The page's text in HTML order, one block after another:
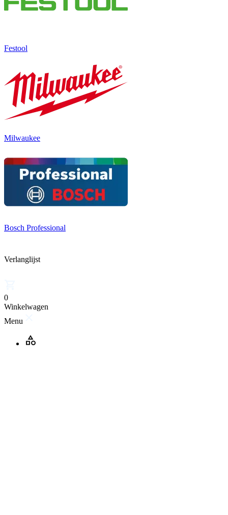
Festool
Milwaukee
Bosch Professional
Verlanglijst
0
Winkelwagen
Menu